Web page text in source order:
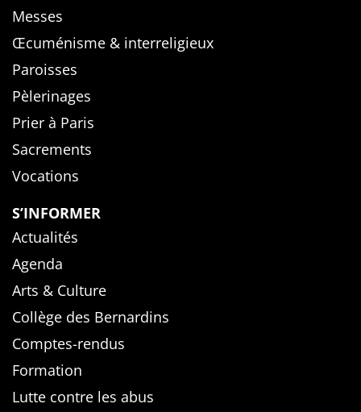
Messes
Œcuménisme & interreligieux
Paroisses
Pèlerinages
Prier à Paris
Sacrements
Vocations
S’INFORMER
Actualités
Agenda
Arts & Culture
Collège des Bernardins
Comptes-rendus
Formation
Lutte contre les abus